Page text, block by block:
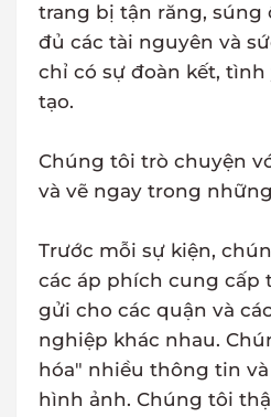
trang bị tận răng, súng
đủ các tài nguyên và
chỉ có sự đoàn kết, tình
tạo.
Chúng tôi trò chuyện
và vẽ ngay trong
Trước mỗi sự kiện,
các áp phích cung cấp
gửi cho các quận và
nghiệp khác nhau.
hóa" nhiều thông tin
hình ảnh. Chúng tôi